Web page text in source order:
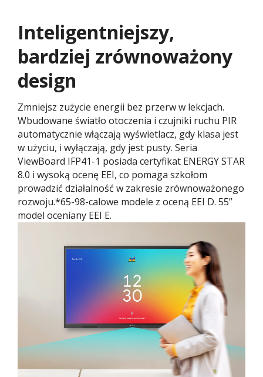
Inteligentniejszy,
bardziej zrównoważony
design
Zmniejsz zużycie energii bez przerw w lekcjach.
Wbudowane światło otoczenia i czujniki ruchu PIR
automatycznie włączają wyświetlacz, gdy klasa jest
w użyciu, i wyłączają, gdy jest pusty. Seria
ViewBoard IFP41-1 posiada certyfikat ENERGY STAR
8.0 i wysoką ocenę EEI, co pomaga szkołom
prowadzić działalność w zakresie zrównoważonego
rozwoju.*65-98-calowe modele z oceną EEI D. 55”
model oceniany EEI E.